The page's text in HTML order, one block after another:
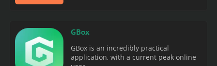
GBox
GBox is an incredibly practical
application, with a current peak online